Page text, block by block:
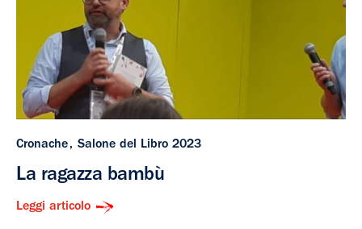
Cronache Salone del Libro 2023
La ragazza bambù
Leggi articolo